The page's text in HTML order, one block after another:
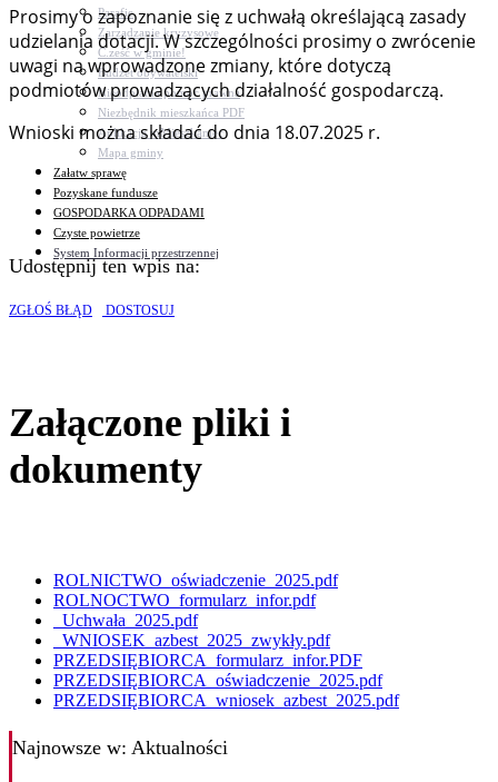
Parafie
Zarządzanie kryzysowe
C.ześć w gminie!
Budżet obywatelski
Nieodpłatna pomoc prawna
Niezbędnik mieszkańca PDF
Aplikacja mMieszkaniec
Mapa gminy
Załatw sprawę
Pozyskane fundusze
GOSPODARKA ODPADAMI
Czyste powietrze
System Informacji przestrzennej
Prosimy o zapoznanie się z uchwałą określającą zasady
udzielania dotacji. W szczególności prosimy o zwrócenie
uwagi na wprowadzone zmiany, które dotyczą
podmiotów prowadzących działalność gospodarczą.
Wnioski można składać do dnia 18.07.2025 r.
Udostępnij ten wpis na:
ZGŁOŚ BŁĄD DOSTOSUJ
Załączone pliki i
dokumenty
ROLNICTWO_oświadczenie_2025.pdf
ROLNOCTWO_formularz_infor.pdf
_Uchwała_2025.pdf
_WNIOSEK_azbest_2025_zwykły.pdf
PRZEDSIĘBIORCA_formularz_infor.PDF
PRZEDSIĘBIORCA_oświadczenie_2025.pdf
PRZEDSIĘBIORCA_wniosek_azbest_2025.pdf
Najnowsze w: Aktualności